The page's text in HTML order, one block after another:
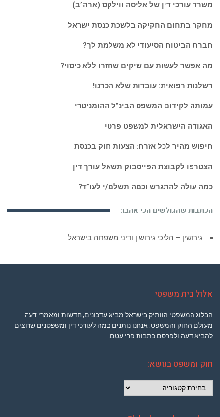
משרד עורכי דין של אליסה ווילקס (ארה”ב)
מחקר בתחום החקיקה בלשכת כנסת ישראל
חברת הביטוח הסיעודי לא משלמת לך?
מה אפשר לעשות עם שיקים שחזרו ללא כיסוי?
רשלנות רפואית: עובדות שלא הכרנו!
עמותה לקידום המשפט הבינ”ל ההומניטרי
האגודה הישראלית למשפט פרטי
חיפוש מהיר לכל אזרח: הצעות חוק בכנסת
הצטרפו לקבוצת הפייסבוק תשאל עורך דין
כמה עולה להתגרש וכמה תשלמ/י לעו”ד?
הכתבות שהגולשים הכי אהבו:
גירושין – הליכי גירושין ודיני משפחה בישראל
ביטוח רכב וכיצד יש לנהוג במקרה תאונת דרכים
אלול בית משפטי
הבלוג המשפטי הוותיק בישראל מביא עדכונים, חדשות ומאמרי דעה
מעולם החוק והמשפט. אנחנו נותנים במה לעורכי דין ומשפטנים שרוצים
להביא דעה ולפרסם כתבות פרי עטם.
חוק ומשפט בנושא:
חוק
ומשפט